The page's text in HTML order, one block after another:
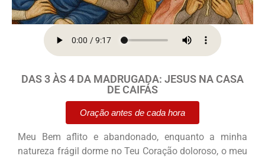
DAS 3 ÀS 4 DA MADRUGADA: JESUS NA CASA
DE CAIFÁS
Oração antes de cada hora
Meu Bem aflito e abandonado, enquanto a minha
natureza frágil dorme no Teu Coração doloroso, o meu